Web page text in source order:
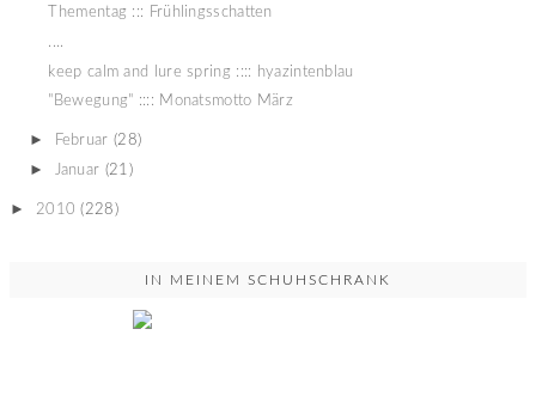
Thementag ::: Frühlingsschatten
....
keep calm and lure spring :::: hyazintenblau
"Bewegung" :::: Monatsmotto März
► Februar (28)
► Januar (21)
► 2010 (228)
IN MEINEM SCHUHSCHRANK